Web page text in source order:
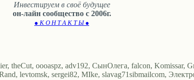
Инвестируем в своё будущее
он-лайн сообщество с 2006г.
● К О Н Т А К Т Ы ●
theCut, oooaspz, adv192, СынОлега, falcon, Komissar,
levtomsk, sergei82, MIke, slavag71sibmailcom,